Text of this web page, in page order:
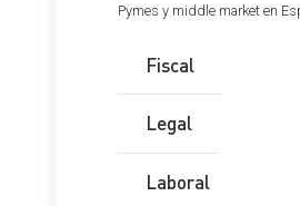
Pymes y middle market en
Fiscal
Legal
Laboral